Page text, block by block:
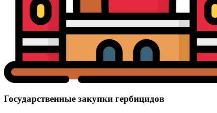
Государственные закупки гербицидов